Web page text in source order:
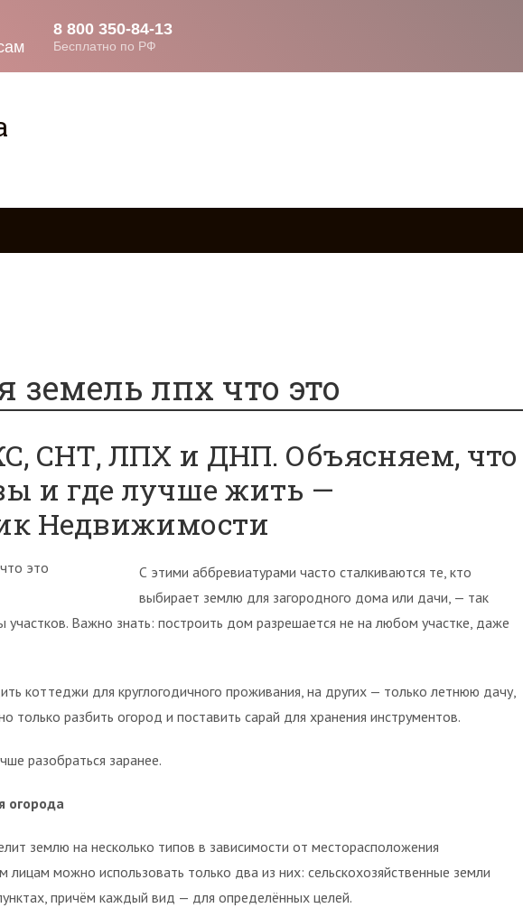
земель лпх что это
СНТ, ЛПХ и ДНП. Объясняем, что
и где лучше жить —
Недвижимости
С этими аббревиатурами часто сталкиваются те, кто
выбирает землю для загородного дома или дачи, — так
Важно знать: построить дом разрешается не на любом участке, даже
коттеджи для круглогодичного проживания, на других — только летнюю дачу,
только разбить огород и поставить сарай для хранения инструментов.
разобраться заранее.
огорода
землю на несколько типов в зависимости от месторасположения
лицам можно использовать только два из них: сельскохозяйственные земли
причём каждый вид — для определённых целей.